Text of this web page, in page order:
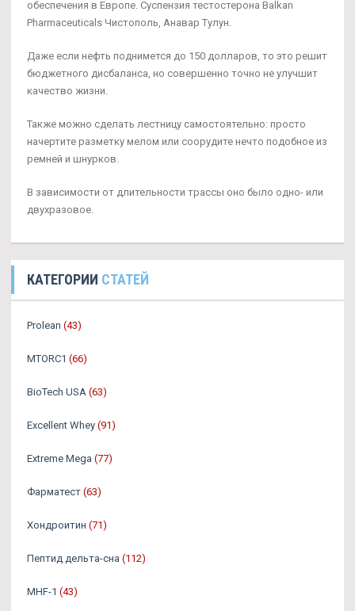
обеспечения в Европе. Суспензия тестостерона Balkan
Pharmaceuticals Чистополь, Анавар Тулун.
Даже если нефть поднимется до 150 долларов, то это решит
бюджетного дисбаланса, но совершенно точно не улучшит
качество жизни.
Также можно сделать лестницу самостоятельно: просто
начертите разметку мелом или соорудите нечто подобное из
ремней и шнурков.
В зависимости от длительности трассы оно было одно- или
двухразовое.
КАТЕГОРИИ СТАТЕЙ
Prolean (43)
MTORC1 (66)
BioTech USA (63)
Excellent Whey (91)
Extreme Mega (77)
Фарматест (63)
Хондроитин (71)
Пептид дельта-сна (112)
MHF-1 (43)